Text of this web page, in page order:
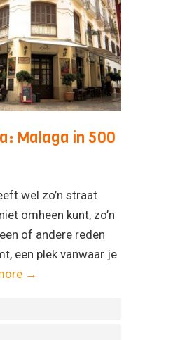
Malaga in 500
wel zo’n straat
omheen kunt, zo’n
of andere reden
een plek vanwaar je
→